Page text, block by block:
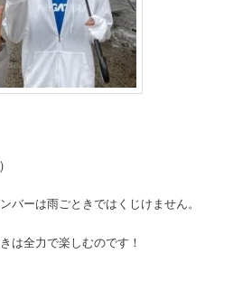
バーは雨ごときではくじけません。
は全力で楽しむのです！